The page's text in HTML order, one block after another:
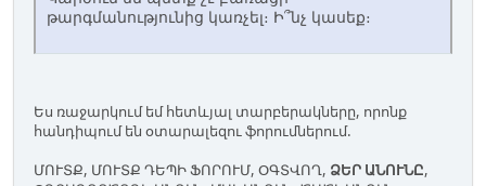
թարգմանությունից կառչել։ Ի՞նչ կասեք։
Ես ռաջարկում եմ հետևյալ տարբերակները, որոնք
հանդիպում են օտարալեզու ֆորումներում.
ՄՈՒՏՔ, ՄՈՒՏՔ ԴԵՊԻ ՖՈՐՈՒՄ, ՕԳՏՎՈՂ, ՁԵՐ ԱՆՈՒՆԸ,